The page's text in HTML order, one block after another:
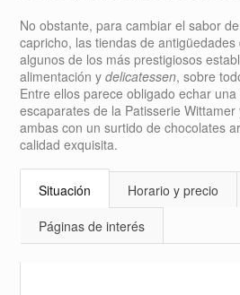
No obstante, para cambiar el sabor
capricho, las tiendas de
algunos de los más prestigiosos
alimentación ydelicatessen, sobre
Entre ellos parece obligado echar
escaparates de la Patisserie
ambas con un surtido de chocolates
calidad exquisita.
Situación Horario y precio
Páginas de interés